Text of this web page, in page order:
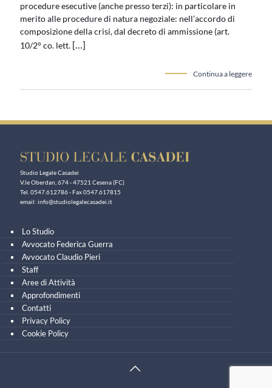
procedure esecutive (anche presso terzi): in particolare in
merito alle procedure di natura negoziale: nell’accordo di
composizione della crisi, dal decreto di ammissione (art.
10/2° co. lett. […]
Continua a leggere
Studio Legale Casadei
V.le Oberdan, 674 - 47521 Cesena (FC)
Tel. 0547.612786 - Fax 0547.617815
email: info@studiolegalecasadei.it
Lo Studio
Avvocato Federica Guerra
Avvocato Claudio Pieri
Staff
Aree di Attività
Approfondimenti
Contatti
Privacy Policy
Cookie Policy